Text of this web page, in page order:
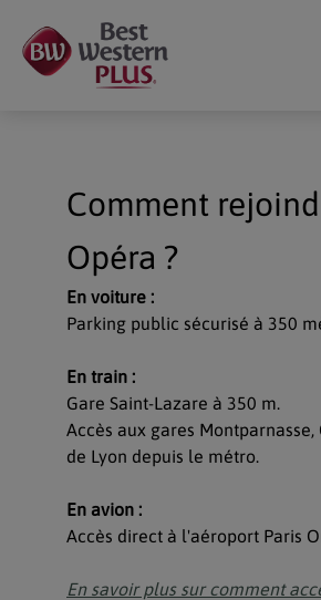
Comment
Opéra ?
En voiture :
Parking public sécurisé à 350
En train :
Gare Saint-Lazare à 350 m.
Accès aux gares
de Lyon depuis le métro.
En avion :
Accès direct à l'aéroport Paris
En savoir plus sur comment
Chaque établissement BWH Hotels